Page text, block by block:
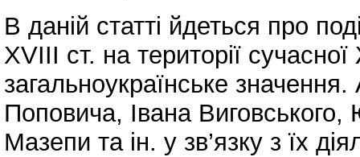
В даній статті йдеться про
ХVІІІ ст. на території
загальноукраїнське значення.
Поповича, Івана
Мазепи та ін. у зв’язку з їх